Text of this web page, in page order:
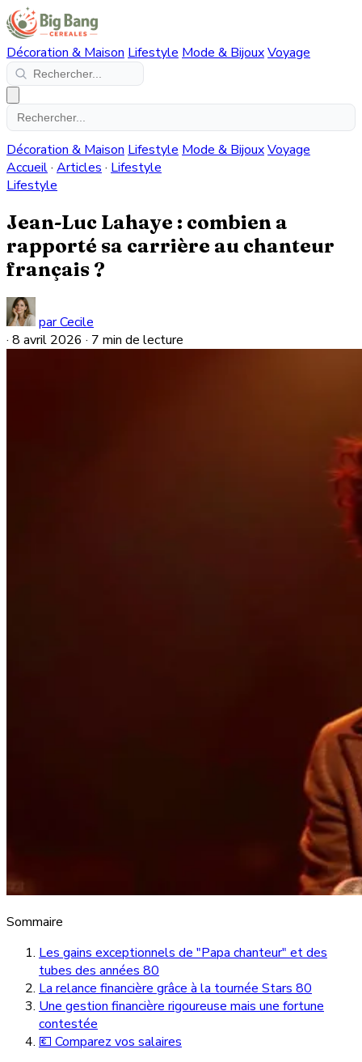
Décoration & Maison Lifestyle Mode & BijouxVoyage
Décoration & Maison Lifestyle Mode & BijouxVoyage
Accueil· Articles · Lifestyle
Lifestyle
Jean-Luc Lahaye : combien a
rapporté sa carrière au chanteur
français ?
par Cecile
· 8 avril 2026 · 7 min de lecture
Sommaire
Les gains exceptionnels de "Papa chanteur" et des
tubes des années 80
La relance financière grâce à la tournée Stars 80
Une gestion financière rigoureuse mais une fortune
contestée
💶 Comparez vos salaires